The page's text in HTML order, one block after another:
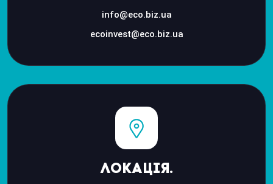
info@eco.biz.ua
ecoinvest@eco.biz.ua
Локація.